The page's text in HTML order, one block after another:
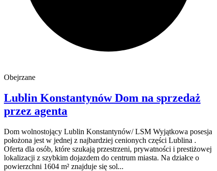
Obejrzane
Lublin Konstantynów Dom na sprzedaż
przez agenta
Dom wolnostojący Lublin Konstantynów/ LSM Wyjątkowa posesja
położona jest w jednej z najbardziej cenionych części Lublina .
Oferta dla osób, które szukają przestrzeni, prywatności i prestiżowej
lokalizacji z szybkim dojazdem do centrum miasta. Na działce o
powierzchni 1604 m² znajduje się sol...